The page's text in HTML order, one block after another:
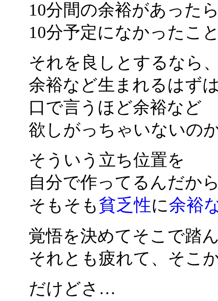
10分間の余裕があった
10分予定になかったこ
それを良しとするなら
余裕など生まれるはず
口で言うほど余裕など
欲しがっちゃいないの
そういう立ち位置を
自分で作ってるんだか
そもそも貧乏性に余裕
覚悟を決めてそこで踏
それとも疲れて、そこ
だけどさ…